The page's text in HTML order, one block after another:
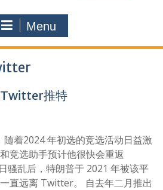
Menu
Twitter推特
着2024 年初选的竞选活动日益激
竞选助手预计他很快会重返
骚乱后，特朗普于 2021 年被该平
直远离 Twitter。 自去年二月推出